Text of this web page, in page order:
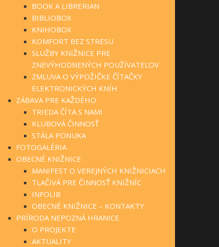
BOOK A LIBRERIAN
BIBLIOBOX
KNIHOBOX
KOMFORT BEZ STRESU
SLUŽBY KNIŽNICE PRE
ZNEVÝHODNENÝCH POUŽÍVATEĽOV
ZMLUVA O VÝPOŽIČKE ČÍTAČKY
ELEKTRONICKÝCH KNÍH
ZÁBAVA PRE KAŽDÉHO
TRIEDA ČÍTA S NAMI
KLUBOVÁ ČINNOSŤ
STÁLA PONUKA
FOTOGALÉRIA
OBECNÉ KNIŽNICE
MANIFEST O VEREJNÝCH KNIŽNICIACH
TLAČIVÁ PRE ČINNOSŤ KNIŽNÍC
INFOLIB
OBECNÉ KNIŽNICE – KONTAKTY
PRÍRODA NEPOZNÁ HRANICE
O PROJEKTE
AKTUALITY